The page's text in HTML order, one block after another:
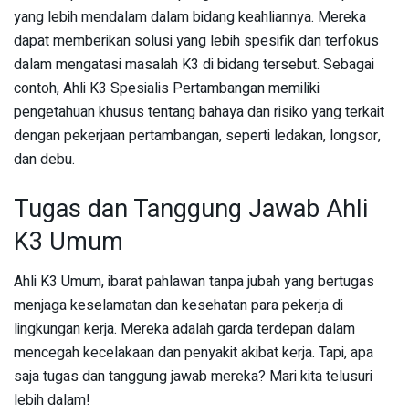
yang lebih mendalam dalam bidang keahliannya. Mereka
dapat memberikan solusi yang lebih spesifik dan terfokus
dalam mengatasi masalah K3 di bidang tersebut. Sebagai
contoh, Ahli K3 Spesialis Pertambangan memiliki
pengetahuan khusus tentang bahaya dan risiko yang terkait
dengan pekerjaan pertambangan, seperti ledakan, longsor,
dan debu.
Tugas dan Tanggung Jawab Ahli
K3 Umum
Ahli K3 Umum, ibarat pahlawan tanpa jubah yang bertugas
menjaga keselamatan dan kesehatan para pekerja di
lingkungan kerja. Mereka adalah garda terdepan dalam
mencegah kecelakaan dan penyakit akibat kerja. Tapi, apa
saja tugas dan tanggung jawab mereka? Mari kita telusuri
lebih dalam!